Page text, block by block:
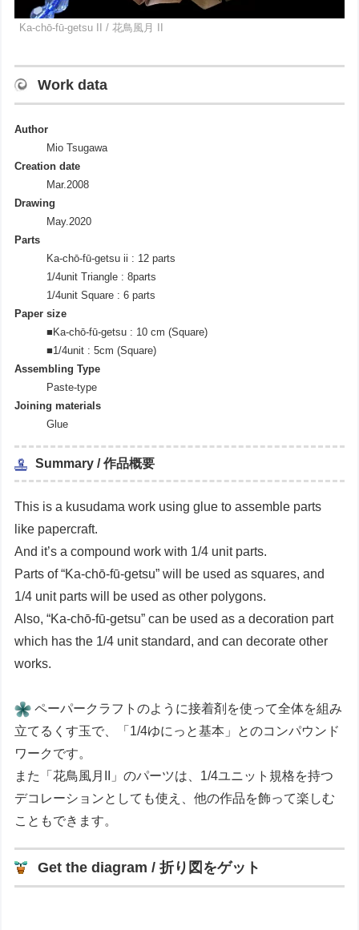
Ka-chō-fū-getsu II / 花鳥風月 II
Work data
Author
Mio Tsugawa
Creation date
Mar.2008
Drawing
May.2020
Parts
Ka-chō-fū-getsu ii : 12 parts
1/4unit Triangle : 8parts
1/4unit Square : 6 parts
Paper size
■Ka-chō-fū-getsu : 10 cm (Square)
■1/4unit : 5cm (Square)
Assembling Type
Paste-type
Joining materials
Glue
Summary / 作品概要
This is a kusudama work using glue to assemble parts
like papercraft.
And it’s a compound work with 1/4 unit parts.
Parts of “Ka-chō-fū-getsu” will be used as squares, and
1/4 unit parts will be used as other polygons.
Also, “Ka-chō-fū-getsu” can be used as a decoration part
which has the 1/4 unit standard, and can decorate other
works.
ペーパークラフトのように接着剤を使って全体を組み
立てるくす玉で、「1/4ゆにっと基本」とのコンパウンド
ワークです。
また「花鳥風月II」のパーツは、1/4ユニット規格を持つ
デコレーションとしても使え、他の作品を飾って楽しむ
こともできます。
Get the diagram / 折り図をゲット